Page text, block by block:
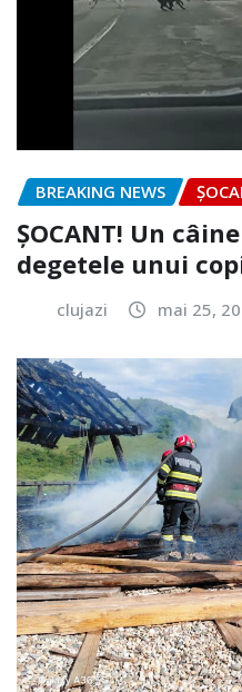
BREAKING NEWS
ȘOCANT! Un
degetele unui
clujazi mai 25,